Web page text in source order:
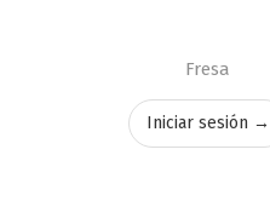
Fresa
Iniciar sesión →